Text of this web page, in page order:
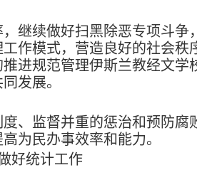
继续做好扫黑除恶专项斗争
作模式，营造良好的社会秩
进规范管理伊斯兰教经文学
发展。
、监督并重的惩治和预防腐
为民办事效率和能力。
好统计工作